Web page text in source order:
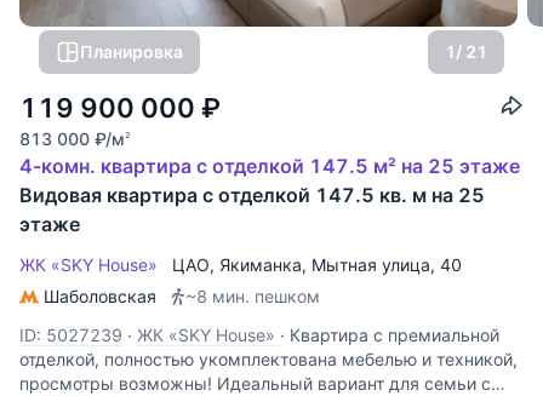
Планировка 1/ 21
119 900 000 ₽
813 000 ₽/м2
4-комн. квартира с отделкой 147.5 м² на 25 этаже
Видовая квартира с отделкой 147.5 кв. м на 25
этаже
ЖК «SKY House» ЦАО, Якиманка, Мытная улица, 40
Шаболовская
~8 мин. пешком
ID: 5027239 · ЖК «SKY House» · Квартира с премиальной
отделкой, полностью укомплектована мебелью и техникой,
просмотры возможны! Идеальный вариант для семьи с